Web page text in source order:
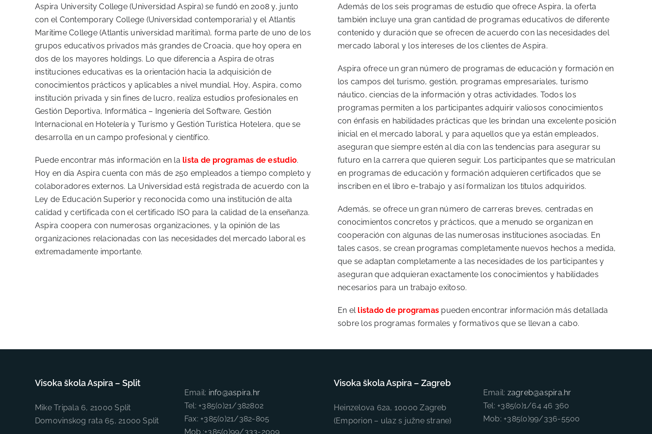
Aspira University College (Universidad Aspira) se fundó en 2008 y, junto
con el Contemporary College (Universidad contemporaria) y el Atlantis
Maritime College (Atlantis universidad maritima), forma parte de uno de los
grupos educativos privados más grandes de Croacia, que hoy opera en
dos de los mayores holdings. Lo que diferencia a Aspira de otras
instituciones educativas es la orientación hacia la adquisición de
conocimientos prácticos y aplicables a nivel mundial. Hoy, Aspira, como
institución privada y sin fines de lucro, realiza estudios profesionales en
Gestión Deportiva, Informática – Ingeniería del Software, Gestión
Internacional en Hotelería y Turismo y Gestión Turística Hotelera, que se
desarrolla en un campo profesional y científico.
Puede encontrar más información en la lista de programas de estudio.
Hoy en dia Aspira cuenta con más de 250 empleados a tiempo completo y
colaboradores externos. La Universidad está registrada de acuerdo con la
Ley de Educación Superior y reconocida como una institución de alta
calidad y certificada con el certificado ISO para la calidad de la enseñanza.
Aspira coopera con numerosas organizaciones, y la opinión de las
organizaciones relacionadas con las necesidades del mercado laboral es
extremadamente importante.
Además de los seis programas de estudio que ofrece Aspira, la oferta
también incluye una gran cantidad de programas educativos de diferente
contenido y duración que se ofrecen de acuerdo con las necesidades del
mercado laboral y los intereses de los clientes de Aspira.
Aspira ofrece un gran número de programas de educación y formación en
los campos del turismo, gestión, programas empresariales, turismo
náutico, ciencias de la información y otras actividades. Todos los
programas permiten a los participantes adquirir valiosos conocimientos
con énfasis en habilidades prácticas que les brindan una excelente posición
inicial en el mercado laboral, y para aquellos que ya están empleados,
aseguran que siempre estén al día con las tendencias para asegurar su
futuro en la carrera que quieren seguir. Los participantes que se matriculan
en programas de educación y formación adquieren certificados que se
inscriben en el libro e-trabajo y así formalizan los títulos adquiridos.
Además, se ofrece un gran número de carreras breves, centradas en
conocimientos concretos y prácticos, que a menudo se organizan en
cooperación con algunas de las numerosas instituciones asociadas. En
tales casos, se crean programas completamente nuevos hechos a medida,
que se adaptan completamente a las necesidades de los participantes y
aseguran que adquieran exactamente los conocimientos y habilidades
necesarios para un trabajo exitoso.
En el listado de programas pueden encontrar información más detallada
sobre los programas formales y formativos que se llevan a cabo.
Visoka škola Aspira – Split
Mike Tripala 6, 21000 Split
Domovinskog rata 65, 21000 Split
Email: info@aspira.hr
Tel: +385(0)21/382802
Fax: +385(0)21/382-805
Mob.:+385(0)99/333-2009
Visoka škola Aspira – Zagreb
Heinzelova 62a, 10000 Zagreb
(Emporion – ulaz s južne strane)
Email: zagreb@aspira.hr
Tel: +385(0)1/64 46 360
Mob: +385(0)99/336-5500